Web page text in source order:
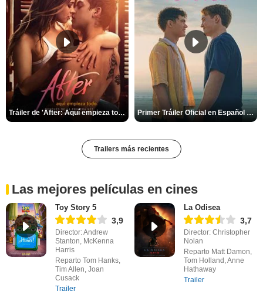
Tráiler de 'After: Aquí empieza todo' Primer Tráiler Oficial en Español de 'Heartstopper Forever'
Trailers más recientes
Las mejores películas en cines
Toy Story 5
3,9
Director: Andrew
Stanton, McKenna
Harris
Reparto Tom Hanks,
Tim Allen, Joan
Cusack
Trailer
La Odisea
3,7
Director: Christopher
Nolan
Reparto Matt Damon,
Tom Holland, Anne
Hathaway
Trailer